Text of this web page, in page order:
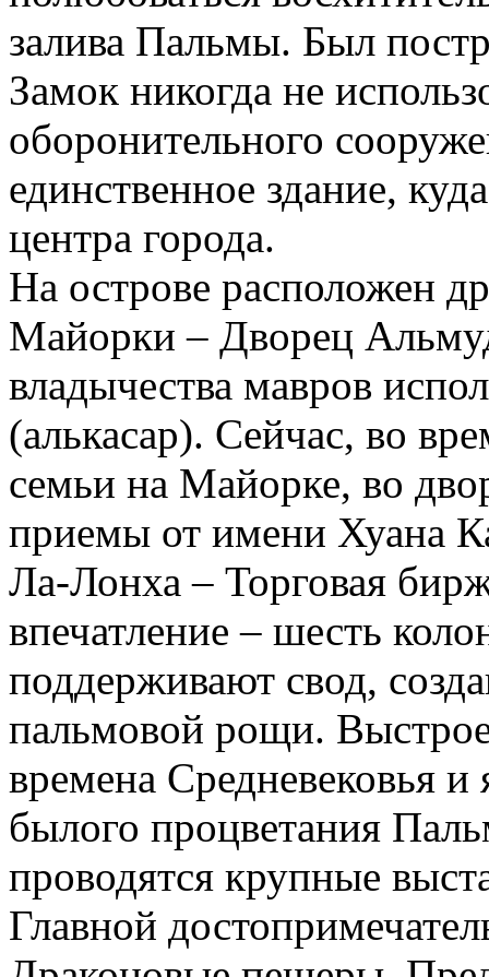
залива Пальмы. Был
Замок никогда не
оборонительного
единственное здание,
центра города.
На острове расположен
Майорки – Дворец
владычества мавров
(алькасар). Сейчас, во
семьи на Майорке, во
приемы от имени Хуана
Ла-Лонха – Торговая
впечатление – шесть
поддерживают свод,
пальмовой рощи.
времена Средневековья
былого процветания
проводятся крупные
Главной